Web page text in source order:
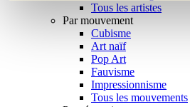
Tous les artistes
Par mouvement
Cubisme
Art naïf
Pop Art
Fauvisme
Impressionnisme
Tous les mouvements